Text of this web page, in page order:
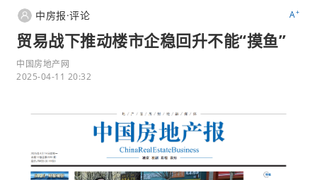
中房报·评论 A+
贸易战下推动楼市企稳回升不能“摸鱼”
中国房地产网
2025-04-11 20:32